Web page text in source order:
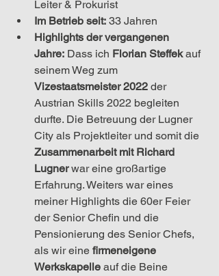
Leiter & Prokurist
Im Betrieb seit: 33 Jahren
Highlights der vergangenen
Jahre: Dass ich Florian Steffek auf
seinem Weg zum
Vizestaatsmeister 2022 der
Austrian Skills 2022 begleiten
durfte. Die Betreuung der Lugner
City als Projektleiter und somit die
Zusammenarbeit mit Richard
Lugner war eine großartige
Erfahrung. Weiters war eines
meiner Highlights die 60er Feier
der Senior Chefin und die
Pensionierung des Senior Chefs,
als wir eine firmeneigene
Werkskapelle auf die Beine